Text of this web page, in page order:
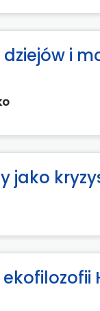
dziejów i
jako